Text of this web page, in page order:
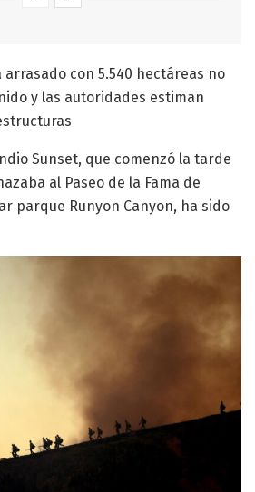
arrasado con 5.540 hectáreas no
y las autoridades estiman
Sunset, que comenzó la tarde
al Paseo de la Fama de
parque Runyon Canyon, ha sido